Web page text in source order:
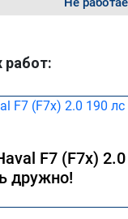
F7 (F7x)
дружно!